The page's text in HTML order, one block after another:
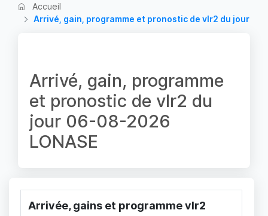
Accueil
Arrivé, gain, programme et pronostic de vlr2 du jour
Arrivé, gain, programme
et pronostic de vlr2 du
jour 06-08-2026
LONASE
Arrivée, gains et programme vlr2